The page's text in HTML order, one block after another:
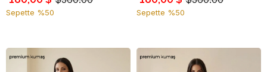
Sepette %50 Sepette %50